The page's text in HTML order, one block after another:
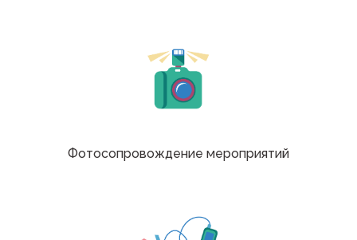
Фотосопровождение мероприятий